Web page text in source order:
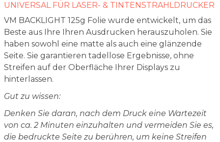
UNIVERSAL FÜR LASER- & TINTENSTRAHLDRUCKER
VM BACKLIGHT 125g Folie wurde entwickelt, um das
Beste aus Ihre Ihren Ausdrucken herauszuholen. Sie
haben sowohl eine matte als auch eine glänzende
Seite. Sie garantieren tadellose Ergebnisse, ohne
Streifen auf der Oberfläche Ihrer Displays zu
hinterlassen.
Gut zu wissen:
Denken Sie daran, nach dem Druck eine Wartezeit
von ca. 2 Minuten einzuhalten und vermeiden Sie es,
die bedruckte Seite zu berühren, um keine Streifen